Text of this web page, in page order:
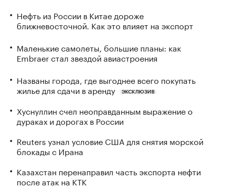
Нефть из России в Китае дороже
ближневосточной. Как это влияет на экспорт
Маленькие самолеты, большие планы: как
Embraer стал звездой авиастроения
Названы города, где выгоднее всего покупать
жилье для сдачи в аренду
ЭКСКЛЮЗИВ
Хуснуллин счел неоправданным выражение о
дураках и дорогах в России
Reuters узнал условие США для снятия морской
блокады с Ирана
Казахстан перенаправил часть экспорта нефти
после атак на КТК